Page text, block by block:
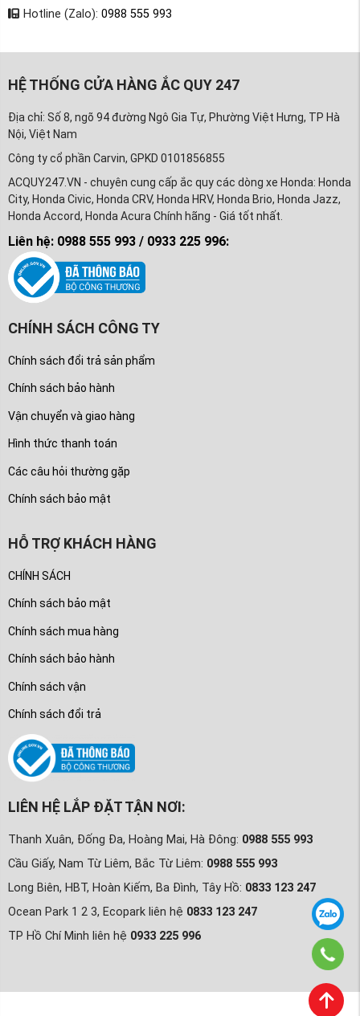
Hotline (Zalo): 0988 555 993
HỆ THỐNG CỬA HÀNG ẮC QUY 247
Địa chỉ: Số 8, ngõ 94 đường Ngô Gia Tự, Phường Việt Hưng, TP Hà
Nội, Việt Nam
Công ty cổ phần Carvin, GPKD 0101856855
ACQUY247.VN - chuyên cung cấp ắc quy các dòng xe Honda: Honda
City, Honda Civic, Honda CRV, Honda HRV, Honda Brio, Honda Jazz,
Honda Accord, Honda Acura Chính hãng - Giá tốt nhất.
Liên hệ: 0988 555 993 / 0933 225 996:
CHÍNH SÁCH CÔNG TY
Chính sách đổi trả sản phẩm
Chính sách bảo hành
Vận chuyển và giao hàng
Hình thức thanh toán
Các câu hỏi thường gặp
Chính sách bảo mật
HỖ TRỢ KHÁCH HÀNG
CHÍNH SÁCH
Chính sách bảo mật
Chính sách mua hàng
Chính sách bảo hành
Chính sách vận
Chính sách đổi trả
LIÊN HỆ LẮP ĐẶT TẬN NƠI:
Thanh Xuân, Đống Đa, Hoàng Mai, Hà Đông: 0988 555 993
Cầu Giấy, Nam Từ Liêm, Bắc Từ Liêm: 0988 555 993
Long Biên, HBT, Hoàn Kiếm, Ba Đình, Tây Hồ: 0833 123 247
Ocean Park 1 2 3, Ecopark liên hệ 0833 123 247
TP Hồ Chí Minh liên hệ 0933 225 996